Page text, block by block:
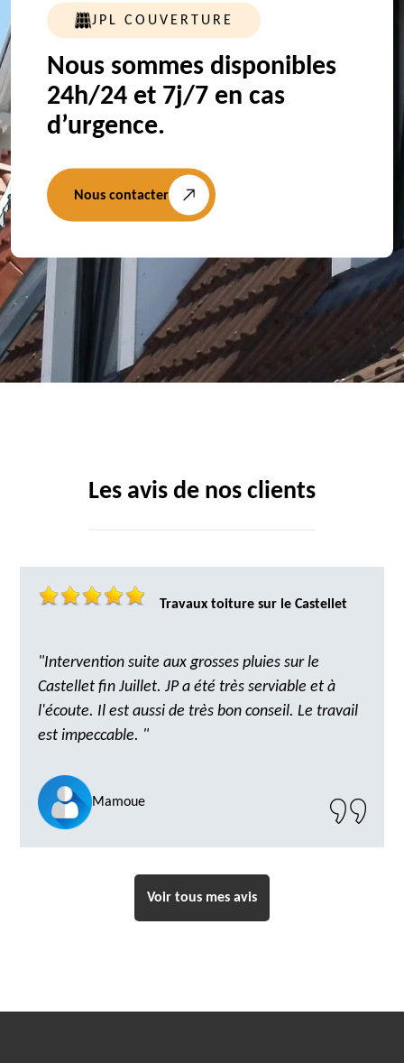
JPL COUVERTURE
Nous sommes disponibles
24h/24 et 7j/7 en cas
d’urgence.
Nous contacter
Les avis de nos clients
Travaux toiture sur le Castellet
"Intervention suite aux grosses pluies sur le
Castellet fin Juillet. JP a été très serviable et à
l'écoute. Il est aussi de très bon conseil. Le travail
est impeccable. "
Mamoue
Voir tous mes avis